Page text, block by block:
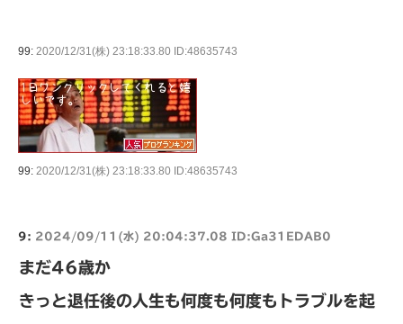
99: 2020/12/31(株) 23:18:33.80 ID:48635743
99: 2020/12/31(株) 23:18:33.80 ID:48635743
9: 2024/09/11(水) 20:04:37.08 ID:Ga31EDAB0
まだ46歳か
きっと退任後の人生も何度も何度もトラブルを起